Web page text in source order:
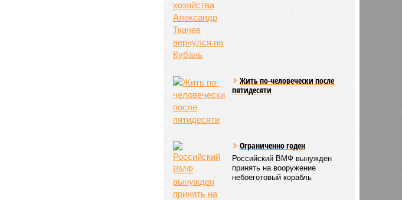
Жить по-человечески после
пятидесяти
Ограниченно годен
Российский ВМФ вынужден
принять на вооружение
небоеготовый корабль